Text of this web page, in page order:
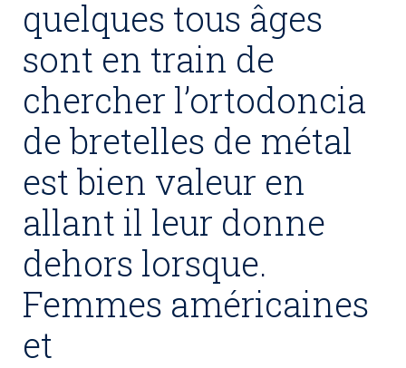
quelques tous âges
sont en train de
chercher l’ortodoncia
de bretelles de métal
est bien valeur en
allant il leur donne
dehors lorsque.
Femmes américaines
et